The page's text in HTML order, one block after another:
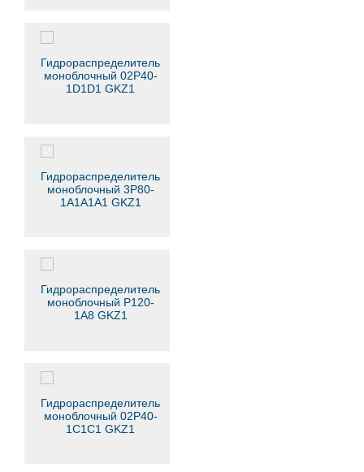
Гидрораспределитель
моноблочный 02Р40-
1D1D1 GKZ1
Гидрораспределитель
моноблочный 3Р80-
1А1А1A1 GKZ1
Гидрораспределитель
моноблочный Р120-
1А8 GKZ1
Гидрораспределитель
моноблочный 02Р40-
1С1С1 GKZ1